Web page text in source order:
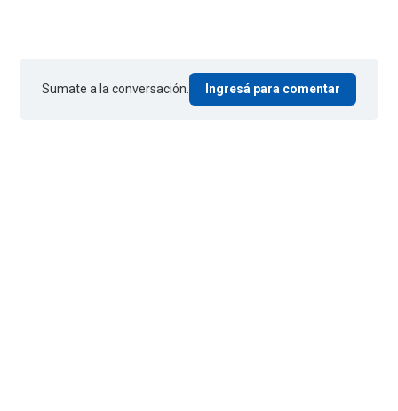
Sumate a la conversación. Ingresá para comentar